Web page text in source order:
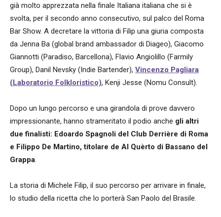
già molto apprezzata nella finale Italiana italiana che si è
svolta, per il secondo anno consecutivo, sul palco del Roma
Bar Show. A decretare la vittoria di Filip una giuria composta
da Jenna Ba (global brand ambassador di Diageo), Giacomo
Giannotti (Paradiso, Barcellona), Flavio Angiolillo (Farmily
Group), Danil Nevsky (Indie Bartender), Vincenzo Pagliara
(Laboratorio Folkloristico), Kenji Jesse (Nomu Consult).
Dopo un lungo percorso e una girandola di prove davvero
impressionante, hanno strameritato il podio anche gli altri
due finalisti: Edoardo Spagnoli del Club Derrière di Roma
e Filippo De Martino, titolare de Al Quèrto di Bassano del
Grappa.
La storia di Michele Filip, il suo percorso per arrivare in finale,
lo studio della ricetta che lo porterà San Paolo del Brasile.